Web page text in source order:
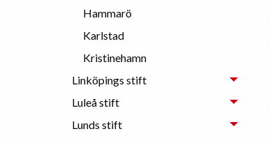
Hammarö
Karlstad
Kristinehamn
Linköpings stift
Luleå stift
Lunds stift